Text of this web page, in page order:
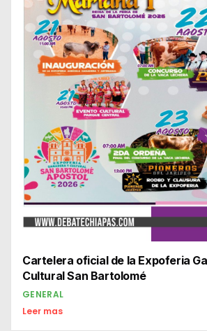
Cartelera oficial de la Expoferia
Cultural San Bartolomé
GENERAL
Leer mas